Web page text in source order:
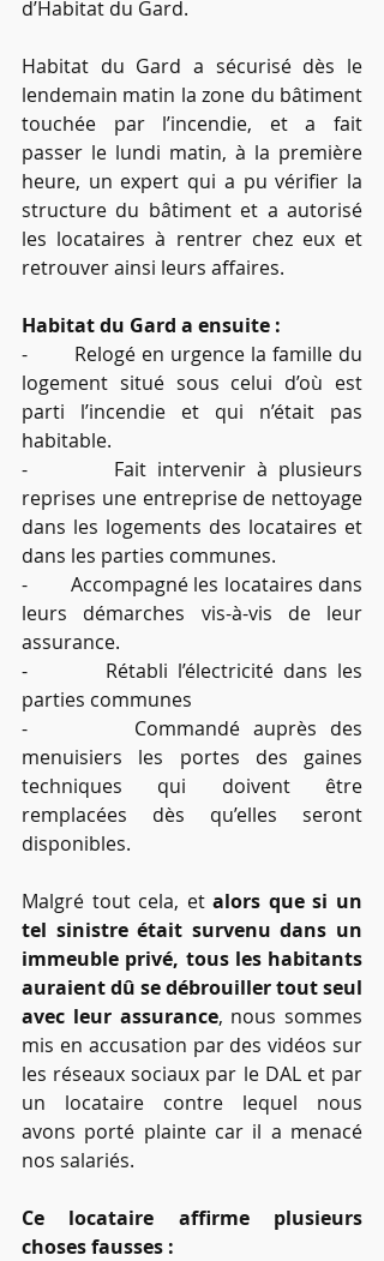
d’Habitat du Gard.
Habitat du Gard a sécurisé dès le
lendemain matin la zone du bâtiment
touchée par l’incendie, et a fait
passer le lundi matin, à la première
heure, un expert qui a pu vérifier la
structure du bâtiment et a autorisé
les locataires à rentrer chez eux et
retrouver ainsi leurs affaires.
Habitat du Gard a ensuite :
-        Relogé en urgence la famille du
logement situé sous celui d’où est
parti l’incendie et qui n’était pas
habitable.
-        Fait intervenir à plusieurs
reprises une entreprise de nettoyage
dans les logements des locataires et
dans les parties communes.
-        Accompagné les locataires dans
leurs démarches vis-à-vis de leur
assurance.
-        Rétabli l’électricité dans les
parties communes
-        Commandé auprès des
menuisiers les portes des gaines
techniques qui doivent être
remplacées dès qu’elles seront
disponibles.
Malgré tout cela, et alors que si un
tel sinistre était survenu dans un
immeuble privé, tous les habitants
auraient dû se débrouiller tout seul
avec leur assurance, nous sommes
mis en accusation par des vidéos sur
les réseaux sociaux par le DAL et par
un locataire contre lequel nous
avons porté plainte car il a menacé
nos salariés.
Ce locataire affirme plusieurs
choses fausses :